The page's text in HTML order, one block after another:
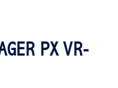
PX VR-